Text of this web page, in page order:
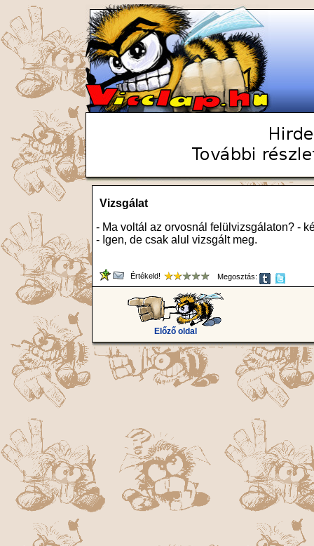
Vizsgálat
- Ma voltál az orvosnál felülvizsgálaton? -
- Igen, de csak alul vizsgált meg.
Értékeld! Megosztás:
Előző oldal